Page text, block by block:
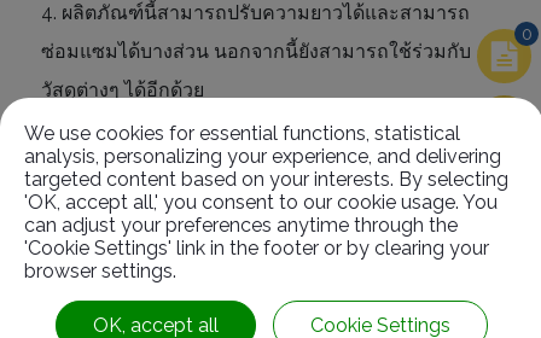
4. ผลิตภัณฑ์นี้สามารถปรับความยาวได้และสามารถ
ซ่อมแซมได้บางส่วน นอกจากนี้ยังสามารถใช้ร่วมกับ
วัสดุต่างๆ ได้อีกด้วย
5. ผลิตภัณฑ์นี้มีการออกแบบเบาะแบบมืออาชีพ ทนทาน
และสูง สามารถทำงานได้อย่างมีประสิทธิภาพเป็น
เครื่องมือแบ่งแยกถนนและคำเตือน นอกจากนี้ยังช่วย
ป้องกันผู้ขับขี่จากการแซงอย่างไม่เหมาะสมและทำให้มี
ผู้บาดเจ็บล้มตาย
0
We use cookies for essential functions, statistical
analysis, personalizing your experience, and delivering
targeted content based on your interests. By selecting
'OK, accept all,' you consent to our cookie usage. You
can adjust your preferences anytime through the
'Cookie Settings' link in the footer or by clearing your
browser settings.
OK, accept all Cookie Settings